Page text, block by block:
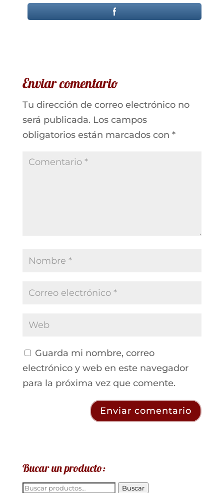
Enviar comentario
Tu dirección de correo electrónico no
será publicada. Los campos
obligatorios están marcados con *
Guarda mi nombre, correo
electrónico y web en este navegador
para la próxima vez que comente.
Bucar un producto:
Buscar
Buscar